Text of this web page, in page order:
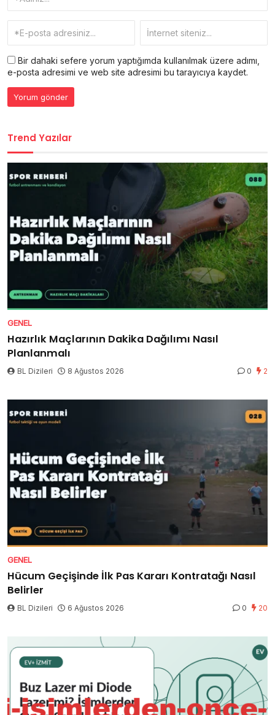
Bir dahaki sefere yorum yaptığımda kullanılmak üzere adımı,
e-posta adresimi ve web site adresimi bu tarayıcıya kaydet.
Trend Yazılar
GENEL
Hazırlık Maçlarının Dakika Dağılımı Nasıl
Planlanmalı
BL Dizileri 8 Ağustos 2026 0 2
GENEL
Hücum Geçişinde İlk Pas Kararı Kontratağı Nasıl
Belirler
BL Dizileri 6 Ağustos 2026 0 20